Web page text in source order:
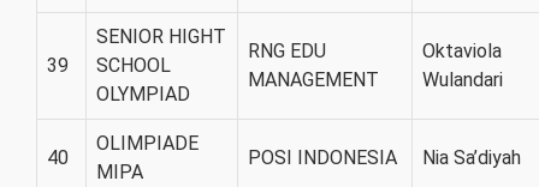
39
SENIOR HIGHT
SCHOOL
OLYMPIAD
RNG EDU
MANAGEMENT
Oktaviola
Wulandari
40
OLIMPIADE
MIPA
POSI INDONESIA Nia Sa’diyah